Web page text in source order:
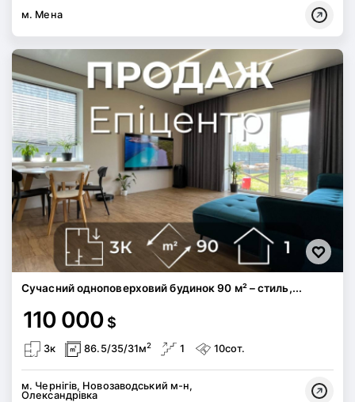
м. Мена
Сучасний одноповерховий будинок 90 м² – стиль,...
110 000 $
3к 86.5/35/31м2 1 10сот.
м. Чернігів, Новозаводський м-н,
Олександрівка